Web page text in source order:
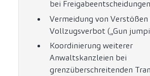
bei Freigabeentscheidungen
Vermeidung von Verstößen
Vollzugsverbot („Gun
Koordinierung weiterer
Anwaltskanzleien bei
grenzüberschreitenden